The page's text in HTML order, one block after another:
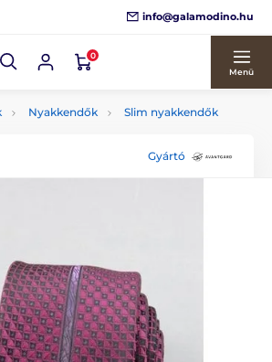
info@galamodino.hu
0
Menü
Nyakkendők Slim nyakkendők
Gyártó